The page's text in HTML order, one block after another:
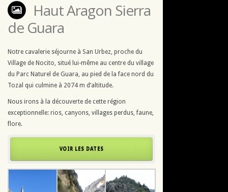
Haut Aragon Sierra
de Guara
Notre cavalerie séjourne à San Urbez, proche du
Village de Nocito, situé lui-même au centre du village
du Parc Naturel de Guara, au pied de la face nord du
Tozal qui culmine à 2074 m d’altitude.
Nous irons à la découverte de cette région
exceptionnelle: rios, canyons, villages perdus, faune,
flore.
VOIR LES DATES